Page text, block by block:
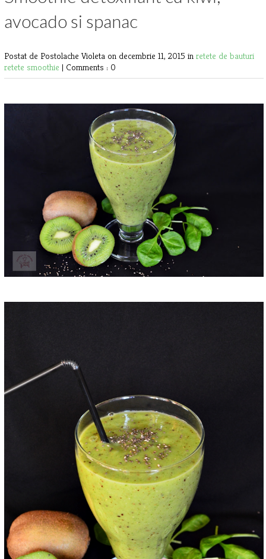
avocado si spanac
Postat de Postolache Violeta on decembrie 11, 2015 in retete de bauturi
retete smoothie | Comments : 0